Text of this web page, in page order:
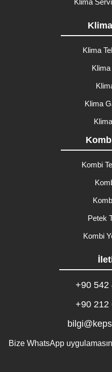
Klima
Klima
Klima
Klima
Kombi
Petek
Kombi
+90 542
+90 212
Bize WhatsApp